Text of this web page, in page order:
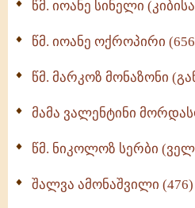
წმ. იოანე სინელი
წმ. იოანე ოქროპირი
წმ. მარკოზ მონაზონი
მამა ვალენტინი
წმ. ნიკოლოზ სერბი
შალვა ამონაშვილი (476)